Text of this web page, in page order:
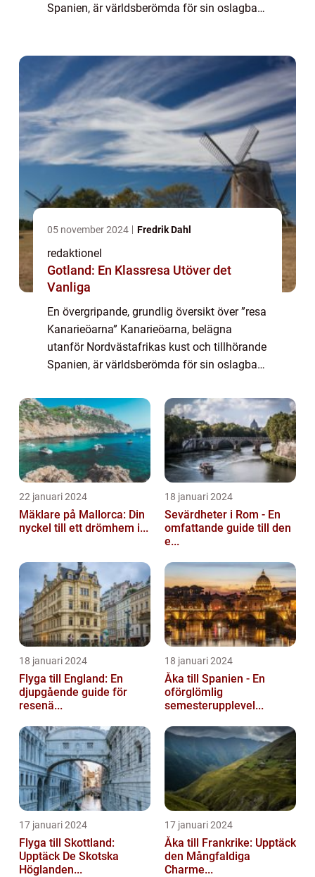
Spanien, är världsberömda för sin oslagbara
05 november 2024 Fredrik Dahl
redaktionel
Gotland: En Klassresa Utöver det
Vanliga
En övergripande, grundlig översikt över ”resa
Kanarieöarna” Kanarieöarna, belägna
utanför Nordvästafrikas kust och tillhörande
Spanien, är världsberömda för sin oslagbara
imponerande naturlandskap och ett f...
22 januari 2024
Mäklare på Mallorca: Din
nyckel till ett drömhem i...
18 januari 2024
Sevärdheter i Rom - En
omfattande guide till den
e...
18 januari 2024
Flyga till England: En
djupgående guide för
resenä...
18 januari 2024
Åka till Spanien - En
oförglömlig
semesterupplevel...
17 januari 2024
Flyga till Skottland:
Upptäck De Skotska
Höglanden...
17 januari 2024
Åka till Frankrike: Upptäck
den Mångfaldiga
Charme...